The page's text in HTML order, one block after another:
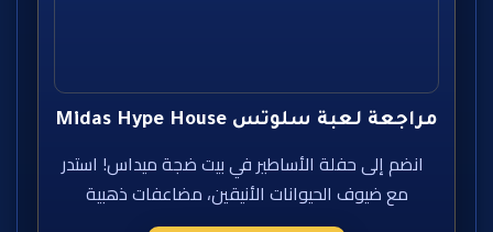
مراجعة لعبة سلوتس Midas Hype House
انضم إلى حفلة الأساطير في بيت ضجة ميداس! استدر
مع ضيوف الحيوانات الأنيقين، مضاعفات ذهبية